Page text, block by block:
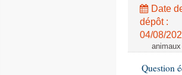
Date
dépôt :
04/08/
Question